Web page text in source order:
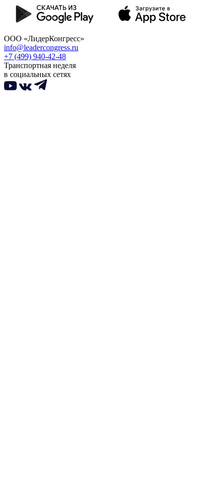
ООО «ЛидерКонгресс»
info@leadercongress.ru
+7 (499) 940-42-48
Транспортная неделя
в социальных сетях